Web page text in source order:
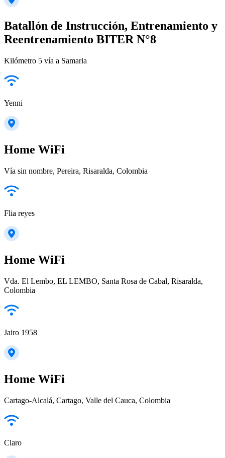
Batallón de Instrucción, Entrenamiento y
Reentrenamiento BITER N°8
Kilómetro 5 vía a Samaria
Yenni
Home WiFi
Vía sin nombre, Pereira, Risaralda, Colombia
Flia reyes
Home WiFi
Vda. El Lembo, EL LEMBO, Santa Rosa de Cabal, Risaralda,
Colombia
Jairo 1958
Home WiFi
Cartago-Alcalá, Cartago, Valle del Cauca, Colombia
Claro